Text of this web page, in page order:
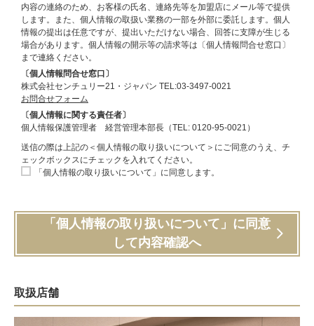
内容の連絡のため、お客様の氏名、連絡先等を加盟店にメール等で提供
します。また、個人情報の取扱い業務の一部を外部に委託します。個人
情報の提出は任意ですが、提出いただけない場合、回答に支障が生じる
場合があります。個人情報の開示等の請求等は〔個人情報問合せ窓口〕
まで連絡ください。
〔個人情報問合せ窓口〕
株式会社センチュリー21・ジャパン TEL:03-3497-0021
お問合せフォーム
〔個人情報に関する責任者〕
個人情報保護管理者 経営管理本部長（TEL: 0120-95-0021）
送信の際は上記の＜個人情報の取り扱いについて＞にご同意のうえ、チ
ェックボックスにチェックを入れてください。
「個人情報の取り扱いについて」に同意します。
「個人情報の取り扱いについて」に同意
して内容確認へ
取扱店舗